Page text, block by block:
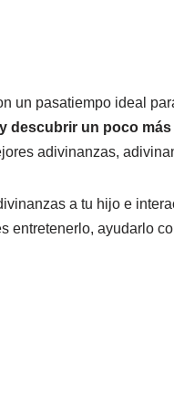
un pasatiempo ideal
descubrir un poco
adivinanzas,
a tu hijo e
entretenerlo, ayudarlo